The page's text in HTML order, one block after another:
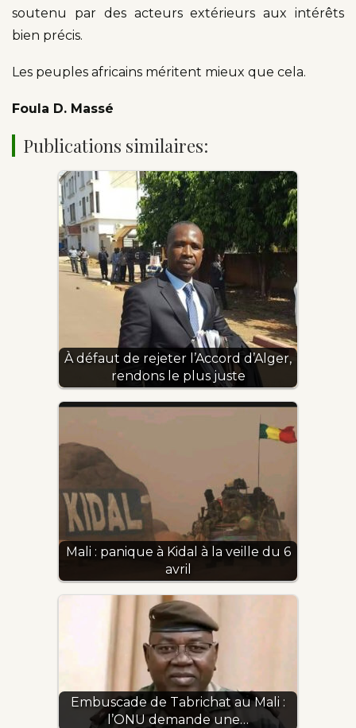
soutenu par des acteurs extérieurs aux intérêts
bien précis.
Les peuples africains méritent mieux que cela.
Foula D. Massé
Publications similaires:
À défaut de rejeter l’Accord d’Alger,
rendons le plus juste
Mali : panique à Kidal à la veille du 6
avril
Embuscade de Tabrichat au Mali :
l’ONU demande une…